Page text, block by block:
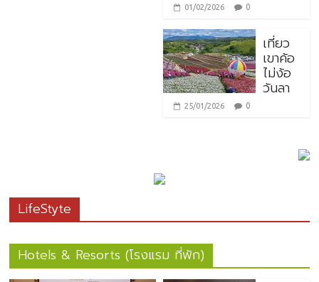
01/02/2026 0
เที่ยว
เขาค้อ
ไม่ง้อ
วันลา
25/01/2026 0
LifeStyte
Hotels & Resorts (โรงแรม ที่พัก)